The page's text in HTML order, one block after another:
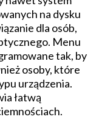
na dysku
dla osób,
Menu
tak, by
osoby, które
urządzenia.
łatwą